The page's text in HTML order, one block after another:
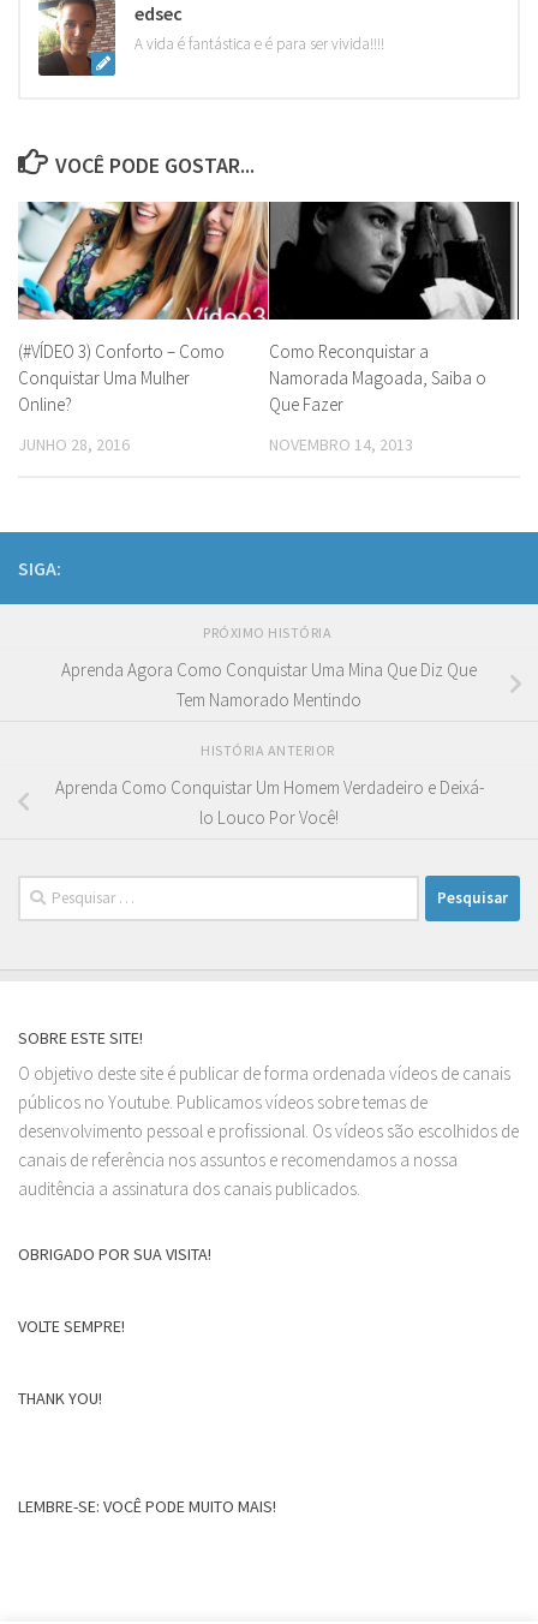
edsec
A vida é fantástica e é para ser vivida!!!!
VOCÊ PODE GOSTAR...
(#VÍDEO 3) Conforto – Como
Conquistar Uma Mulher
Online?
JUNHO 28, 2016
Como Reconquistar a
Namorada Magoada, Saiba o
Que Fazer
NOVEMBRO 14, 2013
SIGA:
PRÓXIMO HISTÓRIA
Aprenda Agora Como Conquistar Uma Mina Que Diz Que
Tem Namorado Mentindo
HISTÓRIA ANTERIOR
Aprenda Como Conquistar Um Homem Verdadeiro e Deixá-
lo Louco Por Você!
Pesquisar
por:
SOBRE ESTE SITE!
O objetivo deste site é publicar de forma ordenada vídeos de canais
públicos no Youtube. Publicamos vídeos sobre temas de
desenvolvimento pessoal e profissional. Os vídeos são escolhidos de
canais de referência nos assuntos e recomendamos a nossa
auditência a assinatura dos canais publicados.
OBRIGADO POR SUA VISITA!
VOLTE SEMPRE!
THANK YOU!
LEMBRE-SE: VOCÊ PODE MUITO MAIS!